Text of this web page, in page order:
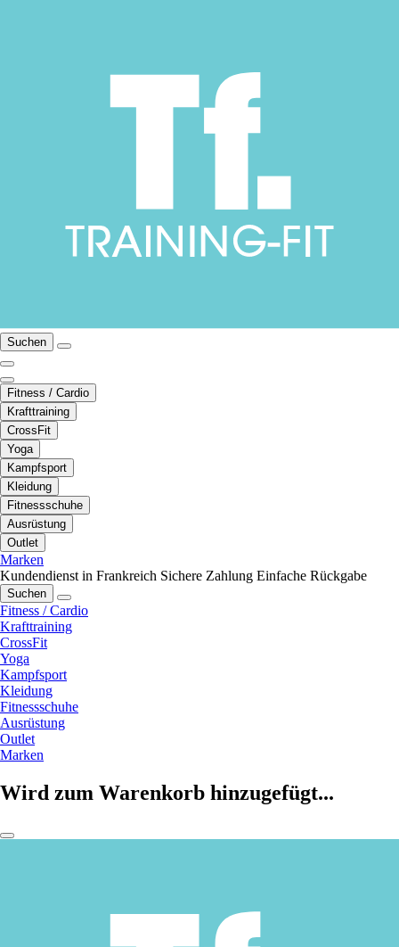
Suchen
Fitness / Cardio
Krafttraining
CrossFit
Yoga
Kampfsport
Kleidung
Fitnessschuhe
Ausrüstung
Outlet
Marken
Kundendienst in Frankreich Sichere Zahlung Einfache Rückgabe
Suchen
Fitness / Cardio
Krafttraining
CrossFit
Yoga
Kampfsport
Kleidung
Fitnessschuhe
Ausrüstung
Outlet
Marken
Wird zum Warenkorb hinzugefügt...